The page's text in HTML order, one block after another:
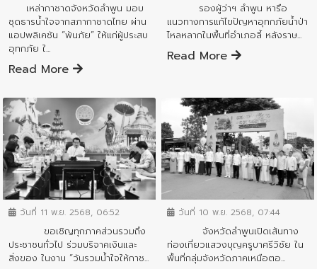
เหล่ากาชาดจังหวัดลำพูน มอบ
ชุดธารน้ำใจจากสภากาชาดไทย ผ่าน
แอปพลิเคชัน “พ้นภัย” ให้แก่ผู้ประสบ
อุทกภัย ใ...
Read More
รองผู้ว่าฯ ลำพูน หารือ
แนวทางการแก้ไขปัญหาอุทกภัยน้ำป่า
ไหลหลากในพื้นที่อำเภอลี้ หลังราษ...
Read More
ข่าวสารจังหวัด
วันที่ 11 พ.ย. 2568, 06:52
ขอเชิญทุกภาคส่วนรวมถึง
ประชาชนทั่วไป ร่วมบริจาคเงินและ
สิ่งของ ในงาน “วันรวมน้ำใจให้กาช...
ข่าวสารจังหวัด
วันที่ 10 พ.ย. 2568, 07:44
จังหวัดลำพูนเปิดเส้นทาง
ท่องเที่ยวแสวงบุญครูบาศรีวิชัย ใน
พื้นที่กลุ่มจังหวัดภาคเหนือตอ...